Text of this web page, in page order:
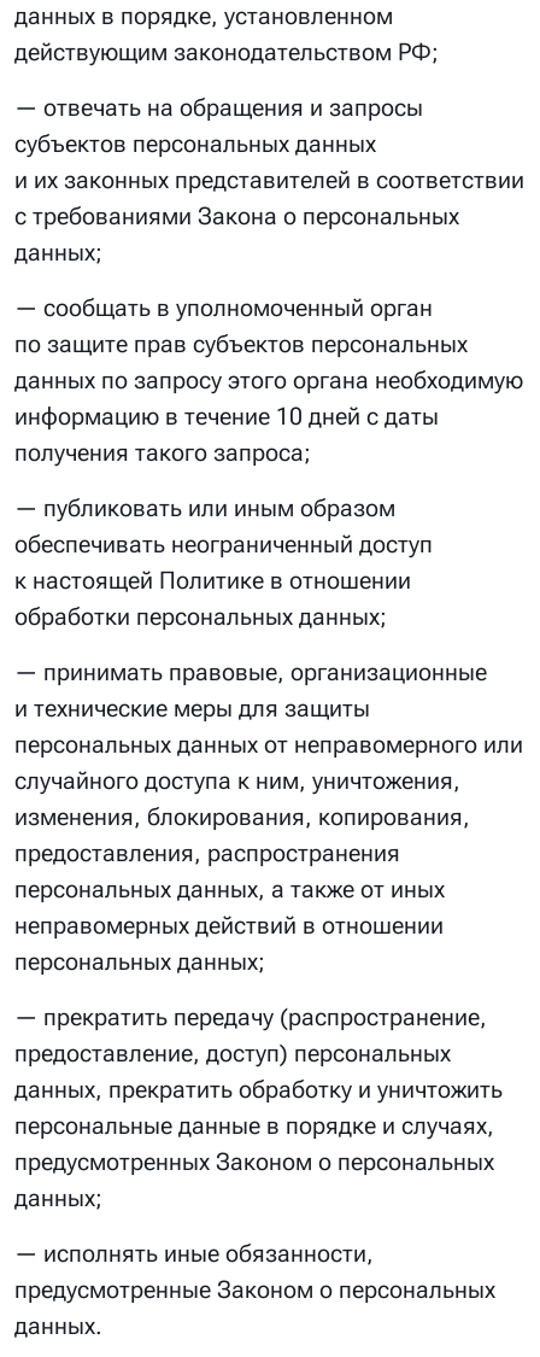
данных в порядке, установленном
действующим законодательством РФ;
— отвечать на обращения и запросы
субъектов персональных данных
и их законных представителей в соответствии
с требованиями Закона о персональных
данных;
— сообщать в уполномоченный орган
по защите прав субъектов персональных
данных по запросу этого органа необходимую
информацию в течение 10 дней с даты
получения такого запроса;
— публиковать или иным образом
обеспечивать неограниченный доступ
к настоящей Политике в отношении
обработки персональных данных;
— принимать правовые, организационные
и технические меры для защиты
персональных данных от неправомерного или
случайного доступа к ним, уничтожения,
изменения, блокирования, копирования,
предоставления, распространения
персональных данных, а также от иных
неправомерных действий в отношении
персональных данных;
— прекратить передачу (распространение,
предоставление, доступ) персональных
данных, прекратить обработку и уничтожить
персональные данные в порядке и случаях,
предусмотренных Законом о персональных
данных;
— исполнять иные обязанности,
предусмотренные Законом о персональных
данных.